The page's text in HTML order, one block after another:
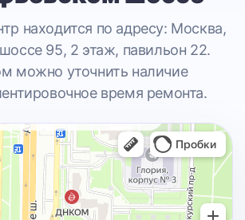
находится по адресу: Москва,
95, 2 этаж, павильон 22.
можно уточнить наличие
время ремонта.